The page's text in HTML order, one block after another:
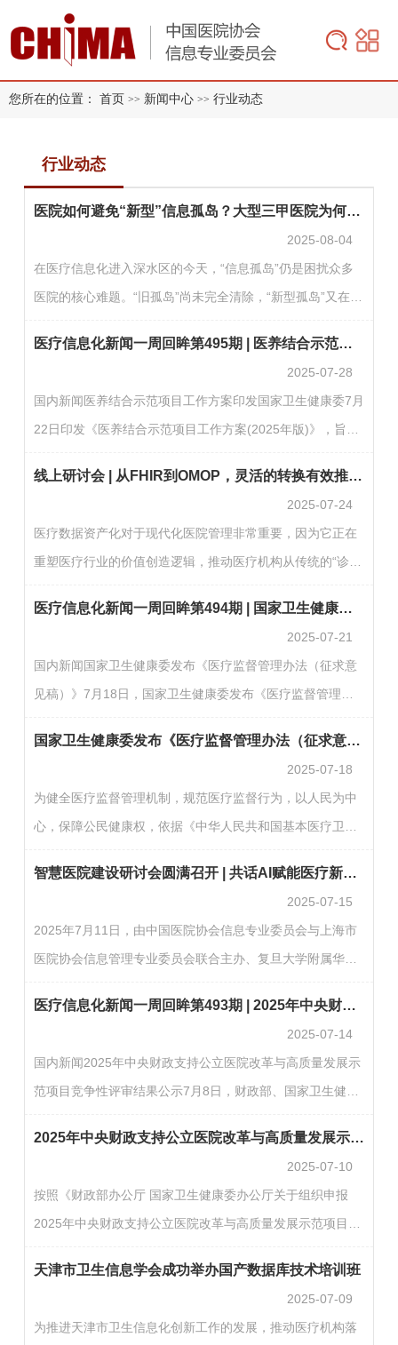
您所在的位置： 首页 >> 新闻中心 >> 行业动态
行业动态
医院如何避免“新型”信息孤岛？大型三甲医院为何青睐一体化集群架构?
2025-08-04
在医疗信息化进入深水区的今天，“信息孤岛”仍是困扰众多
医院的核心难题。“旧孤岛”尚未完全清除，“新型孤岛”又在悄
医院信息系统正面临前所未有的整合压力。本文将结合某著
名大型三甲医院的成功经验，解析为何传统集成平台难以满
足现代医院的集成需求，以及为何越来越多的大型医院开始
转向一体化集群架构，以构建真正开放、智能、高效的医疗
数字“地基”。一 传统集成平台难以支撑全院级系统协…
医疗信息化新闻一周回眸第495期 | 医养结合示范项目工作方案印发
2025-07-28
国内新闻医养结合示范项目工作方案印发国家卫生健康委7月
22日印发《医养结合示范项目工作方案(2025年版)》，旨在
多社会力量积极参与，不断扩大和优化医养结合服务供给，
提高医养结合服务能力和水平，更好顺应老年人健康养老服
务需求。要求推进“互联网＋医养结合”，充分利用现有服务
平台，推进医疗、养老服务信息互联互通和数据共享。运用
互联网等技术开展医疗、养老服务，能够为老年人提供针对
线上研讨会 | 从FHIR到OMOP，灵活的转换有效推动数据资产的应用落地
2025-07-24
医疗数据资产化对于现代化医院管理非常重要，因为它正在
重塑医疗行业的价值创造逻辑，推动医疗机构从传统的“诊疗
时代的“石油”，数据资产化正在重新定义医疗行业的价值分
配规则——将数据转化为可计量、可交易、可增值资产，成
为数据持有方（例如：医疗机构）的必修之路。然而在数据
资产化的过程中，数据持有方（例如：医疗机构）面临四大
典型困境：● 数据孤岛：EHR、PACS、LIS等系统数据格
医疗信息化新闻一周回眸第494期 | 国家卫生健康委发布《医疗监督管理办法（征求意见稿）》
2025-07-21
国内新闻国家卫生健康委发布《医疗监督管理办法（征求意
见稿）》7月18日，国家卫生健康委发布《医疗监督管理办
督信息平台，将医疗监督信息纳入平台一体化管理，对全国
医疗监督信息进行收集、分析。省级卫生健康行政部门负责
建立省级医疗监督信息平台，将医疗监督信息纳入平台一体
化管理，加强医疗监督信息化智能化建设，建立健全数据共
享机制，利用信息技术推进医疗监督体系和能力现代化，提
国家卫生健康委发布《医疗监督管理办法（征求意见稿）》
2025-07-18
为健全医疗监督管理机制，规范医疗监督行为，以人民为中
心，保障公民健康权，依据《中华人民共和国基本医疗卫生
了《医疗监督管理办法（征求意见稿）》，现向社会公开征
求意见。公众可通过以下方式反馈意见：一、电子邮箱：
yljdc@nhc.gov.cn，请在邮件主题中注明“《医疗监督管理办
法（征求意见稿）》征求意见”字样。二、信函：国家卫生健
康委医疗应急司，北京市西城区西直门外南路1号，邮编：
智慧医院建设研讨会圆满召开 | 共话AI赋能医疗新未来
2025-07-15
2025年7月11日，由中国医院协会信息专业委员会与上海市
医院协会信息管理专业委员会联合主办、复旦大学附属华山
建设研讨会”在复旦大学附属华山医院隆重召开。本次研讨会
汇聚了众多医疗行业信息化和人工智能领域的领导者、管理
者和实践者，共同探讨AI与医疗深度融合的创新实践，为智
慧医院建设寻找新路径、新方法。中国医院协会副会长毛群
安，上海申康医院发展中心医联工程与人工智能部主任何
医疗信息化新闻一周回眸第493期 | 2025年中央财政支持公立医院改革与高质量发展示范项目竞争性评审结果公示
2025-07-14
国内新闻2025年中央财政支持公立医院改革与高质量发展示
范项目竞争性评审结果公示7月8日，财政部、国家卫生健康
项目拟支持城市公示名单。根据竞争性评审结果，拟确定20
个示范项目城市，包括：北京市西城区、河北省邯郸市、山
西省长治市、内蒙古自治区通辽市、辽宁省鞍山市、江苏省
南京市、江苏省盐城市、浙江省嘉兴市、安徽省阜阳市、福
建省厦门市、山东省济宁市、河南省洛阳市、湖北省襄阳
2025年中央财政支持公立医院改革与高质量发展示范项目竞争性评审结果公示
2025-07-10
按照《财政部办公厅 国家卫生健康委办公厅关于组织申报
2025年中央财政支持公立医院改革与高质量发展示范项目的
国家卫生健康委组织专家对各地所申报项目实施方案进行了
竞争性评审。根据竞争性评审结果，拟确定20个示范项目城
市（详见附件）。现将评审结果予以公示，公示期为2025年
天津市卫生信息学会成功举办国产数据库技术培训班
2025-07-09
为推进天津市卫生信息化创新工作的发展，推动医疗机构落